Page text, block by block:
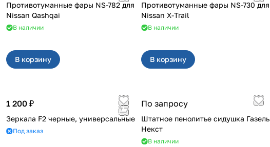
Противотуманные фары NS-782 для
Nissan Qashqai
В наличии
В корзину
Противотуманные фары NS-730 для
Nissan X-Trail
В наличии
В корзину
1 200 ₽
Зеркала F2 черные, универсальные
Под заказ
По запросу
Штатное пенолитье сидушка Газель
Некст
В наличии